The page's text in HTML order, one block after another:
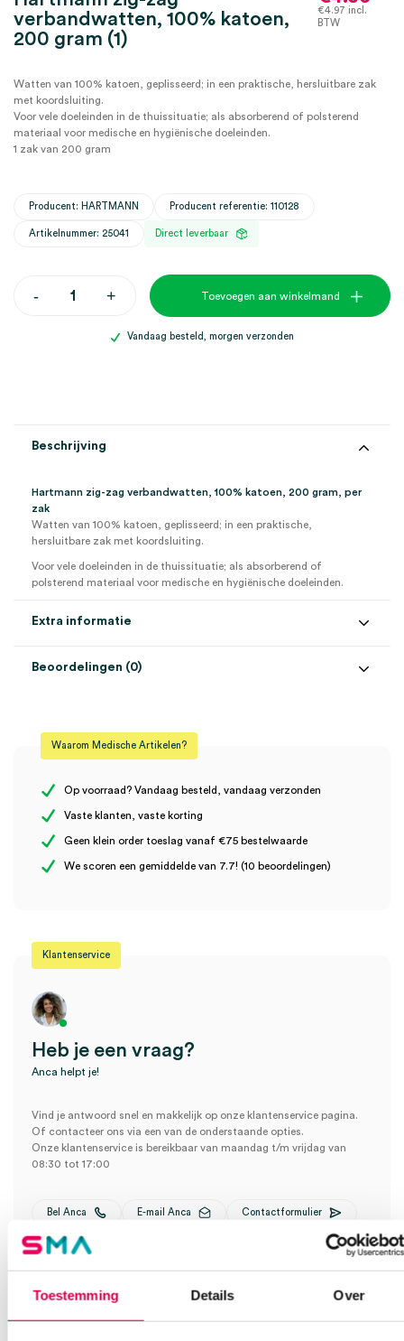
Toestemming Details Over
verbandwatten, 100% katoen,
200 gram (1)
€4.97 incl.
BTW
Watten van 100% katoen, geplisseerd; in een praktische, hersluitbare zak
met koordsluiting.
Voor vele doeleinden in de thuissituatie; als absorberend of polsterend
materiaal voor medische en hygiënische doeleinden.
1 zak van 200 gram
Producent: HARTMANN Producent referentie: 110128
Artikelnummer: 25041 Direct leverbaar
-Hartmann
verbandwatten,
+ Toevoegen aan winkelmand
Vandaag besteld, morgen verzonden
Beschrijving
Hartmann zig-zag verbandwatten, 100% katoen, 200 gram, per
zak
Watten van 100% katoen, geplisseerd; in een praktische,
hersluitbare zak met koordsluiting.
Voor vele doeleinden in de thuissituatie; als absorberend of
polsterend materiaal voor medische en hygiënische doeleinden.
Extra informatie
Materiaal katoen
Steriel
Beoordelingen (0)
Er zijn nog geen beoordelingen.
katoen, 200 gram (1)” te beoordelen
Waarom Medische Artikelen?
Op voorraad? Vandaag besteld, vandaag verzonden
Vaste klanten, vaste korting
Geen klein order toeslag vanaf €75 bestelwaarde
We scoren een gemiddelde van 7.7! (10 beoordelingen)
Klantenservice
Heb je een vraag?
Anca helpt je!
Vind je antwoord snel en makkelijk op onze klantenservice pagina.
Of contacteer ons via een van de onderstaande opties.
Onze klantenservice is bereikbaar van maandag t/m vrijdag van
08:30 tot 17:00
Bel Anca E-mail Anca Contactformulier